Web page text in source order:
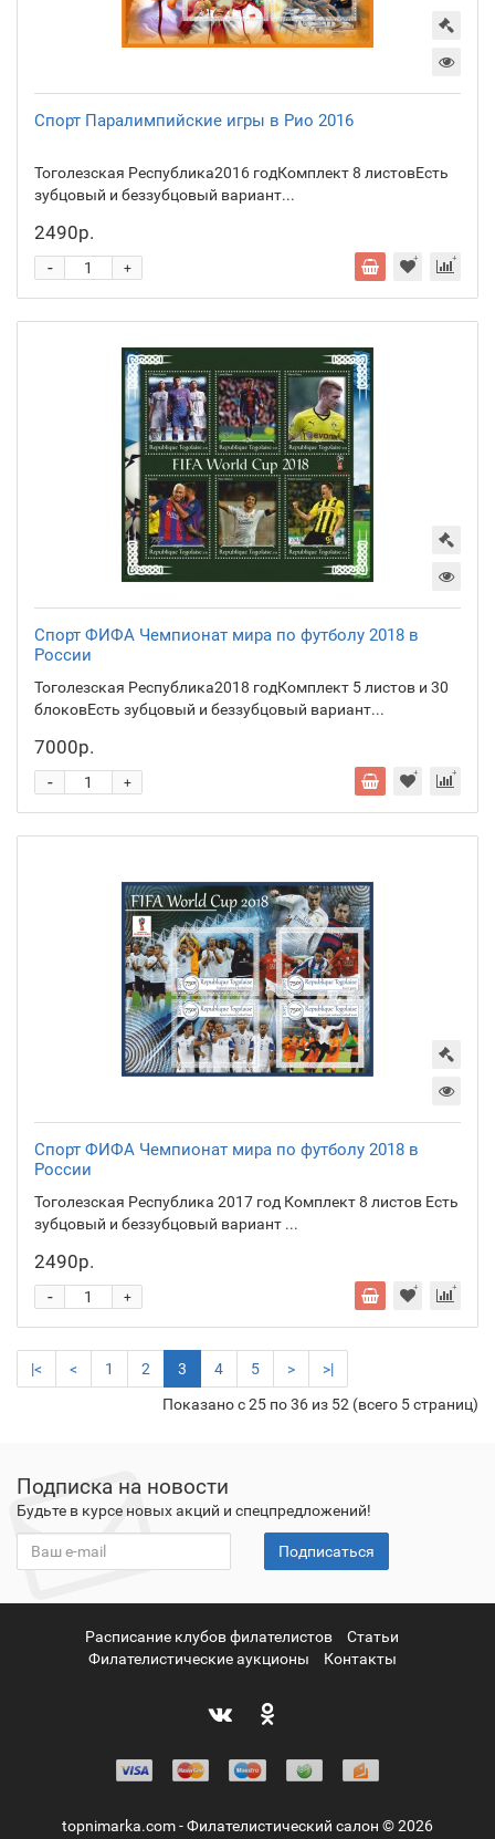
Спорт Паралимпийские игры в Рио 2016
Тоголезская Республика2016 годКомплект 8 листовЕсть
зубцовый и беззубцовый вариант...
2490р.
+
-
Спорт ФИФА Чемпионат мира по футболу 2018 в
России
Тоголезская Республика2018 годКомплект 5 листов и 30
блоковЕсть зубцовый и беззубцовый вариант...
7000р.
+
-
Спорт ФИФА Чемпионат мира по футболу 2018 в
России
Тоголезская Республика 2017 год Комплект 8 листов Есть
зубцовый и беззубцовый вариант ...
2490р.
+
-
|< < 1 2 3 4 5 >
>|
Показано с 25 по 36 из 52 (всего 5 страниц)
Подписка на новости
Будьте в курсе новых акций и спецпредложений!
Подписаться
Расписание клубов филателистов
Статьи
Филателистические аукционы
Контакты
topnimarka.com - Филателистический салон © 2026